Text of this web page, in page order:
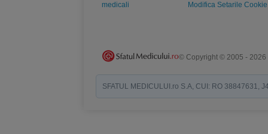
medicali
Modifica Setarile Cookie
© Copyright © 2005 - 2026
SFATUL MEDICULUI.ro S.A, CUI: RO 38847631,